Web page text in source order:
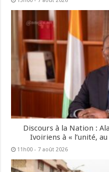
Discours à la Nation :
Ivoiriens à « l’unité,
11h00 - 7 août 2026